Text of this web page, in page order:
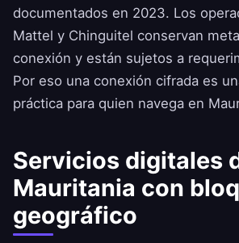
documentados en 2023. Los
Mattel y Chinguitel conservan
conexión y están sujetos a
Por eso una conexión cifrada es
práctica para quien navega en
Servicios digitales
Mauritania con
geográfico